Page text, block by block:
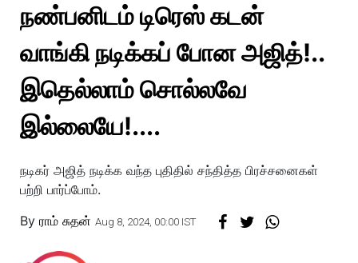
Throwback
Television
Reviews
Photos
Story
நண்பனிடம் டிரெஸ் கடன்
வாங்கி நடிக்கப் போன அஜித்!..
இதெல்லாம் சொல்லவே
இல்லையே!....
நடிகர் அஜித் நடிக்க வந்த புதிதில் சந்தித்த பிரச்சனைகள்
பற்றி பார்ப்போம்.
By ராம் சுதன் Aug 8, 2024, 00:00 IST